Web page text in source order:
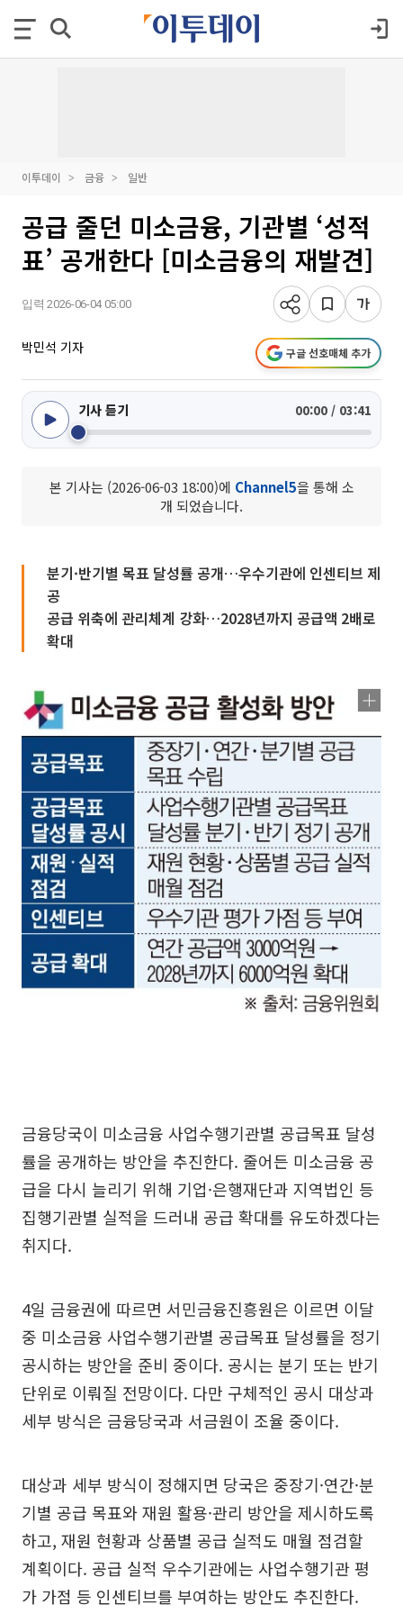
이투데이 금융 일반
공급 줄던 미소금융, 기관별 ‘성적
표’ 공개한다 [미소금융의 재발견]
입력 2026-06-04 05:00
박민석 기자 구글 선호매체 추가
기사 듣기 00:00 / 03:41
본 기사는 (2026-06-03 18:00)에 Channel5을 통해 소
개 되었습니다.
분기·반기별 목표 달성률 공개…우수기관에 인센티브 제
공
공급 위축에 관리체계 강화…2028년까지 공급액 2배로
확대
금융당국이 미소금융 사업수행기관별 공급목표 달성
률을 공개하는 방안을 추진한다. 줄어든 미소금융 공
급을 다시 늘리기 위해 기업·은행재단과 지역법인 등
집행기관별 실적을 드러내 공급 확대를 유도하겠다는
취지다.
4일 금융권에 따르면 서민금융진흥원은 이르면 이달
중 미소금융 사업수행기관별 공급목표 달성률을 정기
공시하는 방안을 준비 중이다. 공시는 분기 또는 반기
단위로 이뤄질 전망이다. 다만 구체적인 공시 대상과
세부 방식은 금융당국과 서금원이 조율 중이다.
대상과 세부 방식이 정해지면 당국은 중장기·연간·분
기별 공급 목표와 재원 활용·관리 방안을 제시하도록
하고, 재원 현황과 상품별 공급 실적도 매월 점검할
계획이다. 공급 실적 우수기관에는 사업수행기관 평
가 가점 등 인센티브를 부여하는 방안도 추진한다.